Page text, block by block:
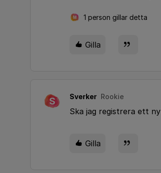
M 1 person gillar detta
Gilla
S Sverker Rookie
Ska jag registrera ett
Gilla